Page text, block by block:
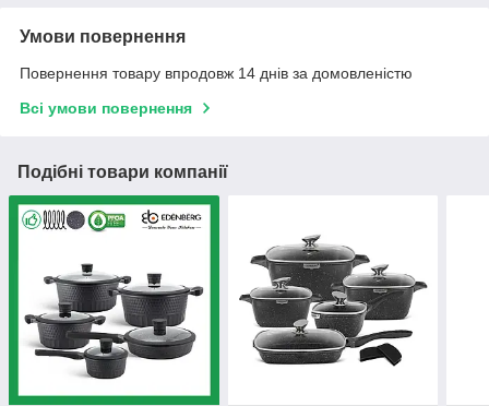
Умови повернення
Повернення товару впродовж 14 днів за домовленістю
Всі умови повернення
Подібні товари компанії